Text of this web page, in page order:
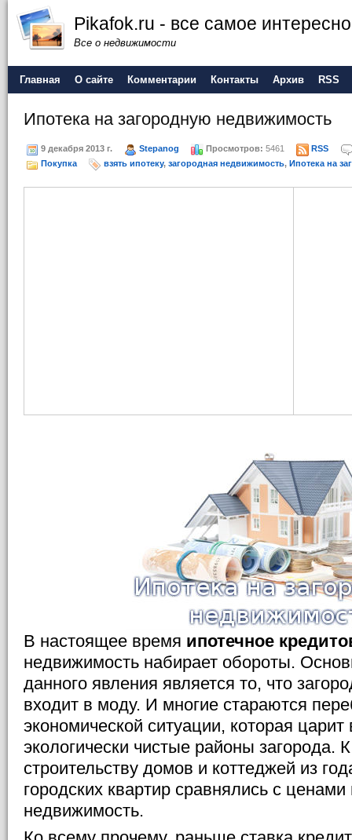
Pikafok.ru - все самое
Все о недвижимости
Главная О сайте Комментарии Контакты Архив RSS
Ипотека на загородную недвижимость
9 декабря 2013 г. Stepanog Просмотров: 5461
RSS
Покупка
взять ипотеку, загородная недвижимость, Ипотека на
В настоящее время ипотечное
недвижимость набирает обороты.
данного явления является то, что
входит в моду. И многие стараются
экономической ситуации, которая
экологически чистые районы
строительству домов и коттеджей из
городских квартир сравнялись с
недвижимость.